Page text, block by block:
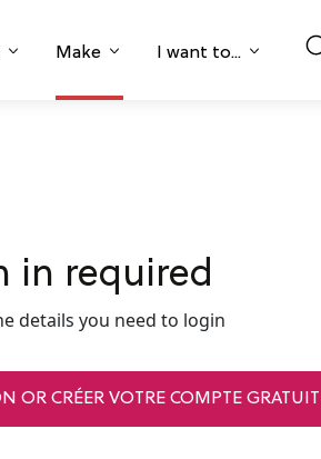
Make I want to...
in required
details you need to login
OR CRÉER VOTRE COMPTE GRATUIT